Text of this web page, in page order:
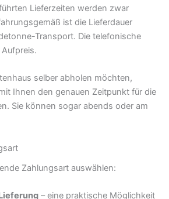
Lieferzeiten werden zwar
ist die Lieferdauer
Transport. Die telefonische
selber abholen möchten,
Ihnen den genauen Zeitpunkt für die
Sie können sogar abends oder am
Zahlungsart auswählen:
– eine praktische Möglichkeit